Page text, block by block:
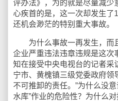
评办法》，为的就是尽量减少
心疾首的是，这一次却发生了
还机会渺茫的特别重大事故。
为什么事故一再发生，而
企业严重违法违章违规是这次
知在接受中央电视台的记者采
宁市、黄槐镇三级党委政府领
不可推卸的责任。”为什么没
水库”作业的危险性？为什么